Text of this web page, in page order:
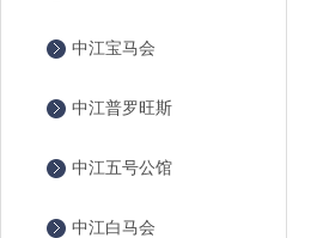
中江宝马会
中江普罗旺斯
中江五号公馆
中江白马会